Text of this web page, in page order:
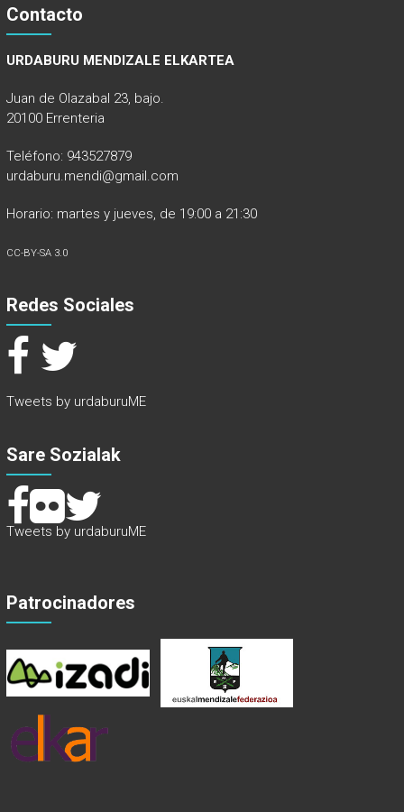
Contacto
URDABURU MENDIZALE ELKARTEA
Juan de Olazabal 23, bajo.
20100 Errenteria
Teléfono: 943527879
urdaburu.mendi@gmail.com
Horario: martes y jueves, de 19:00 a 21:30
CC-BY-SA 3.0
Redes Sociales
Tweets by urdaburuME
Sare Sozialak
Tweets by urdaburuME
Patrocinadores